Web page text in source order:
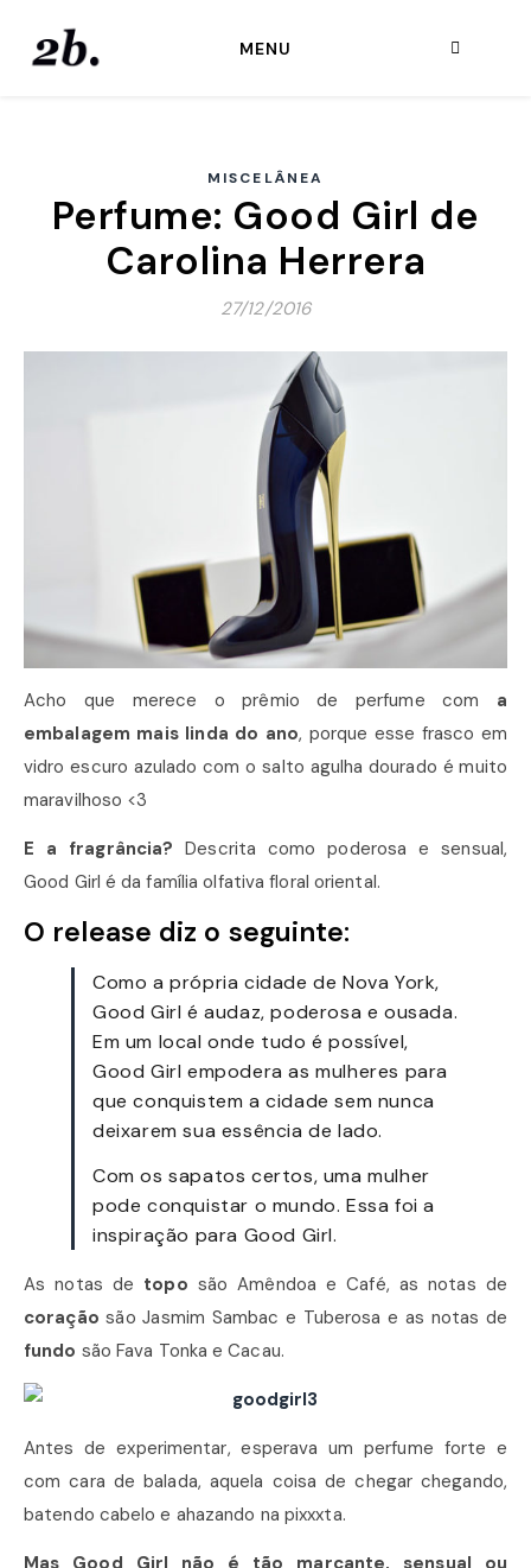
MENU
MISCELÂNEA
Perfume: Good Girl de
Carolina Herrera
27/12/2016
Acho que merece o prêmio de perfume com a
embalagem mais linda do ano, porque esse frasco em
vidro escuro azulado com o salto agulha dourado é muito
maravilhoso <3
E a fragrância? Descrita como poderosa e sensual,
Good Girl é da família olfativa floral oriental.
O release diz o seguinte:
Como a própria cidade de Nova York,
Good Girl é audaz, poderosa e ousada.
Em um local onde tudo é possível,
Good Girl empodera as mulheres para
que conquistem a cidade sem nunca
deixarem sua essência de lado.
Com os sapatos certos, uma mulher
pode conquistar o mundo. Essa foi a
inspiração para Good Girl.
As notas de topo são Amêndoa e Café, as notas de
coração são Jasmim Sambac e Tuberosa e as notas de
fundo são Fava Tonka e Cacau.
Antes de experimentar, esperava um perfume forte e
com cara de balada, aquela coisa de chegar chegando,
batendo cabelo e ahazando na pixxxta.
Mas Good Girl não é tão marcante, sensual ou